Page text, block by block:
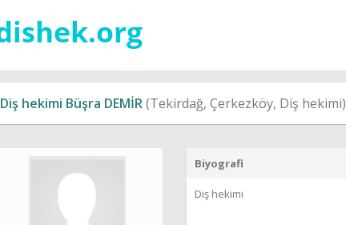
Diş hekimi Büşra DEMİR(Tekirdağ, Çerkezköy, Diş hekimi)
Biyografi
Diş hekimi